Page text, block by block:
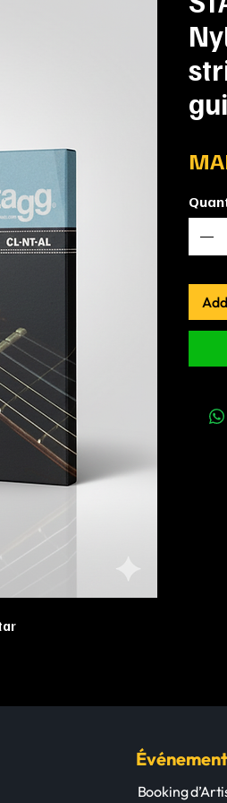
Booking